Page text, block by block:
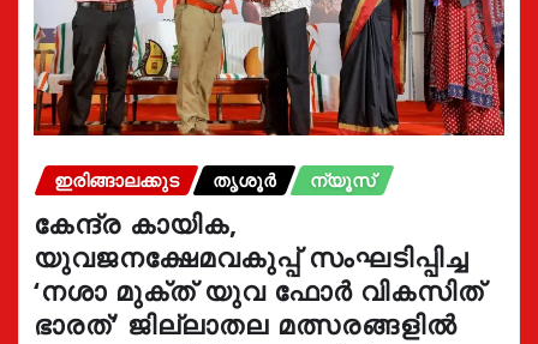
ഇരിങ്ങാലക്കുട തൃശൂർ ന്യൂസ്
കേന്ദ്ര കായിക,
യുവജനക്ഷേമവകുപ്പ് സംഘടിപ്പിച്ച
‘നശാ മുക്ത് യുവ ഫോർ വികസിത്
ഭാരത്’ ജില്ലാതല മത്സരങ്ങളിൽ